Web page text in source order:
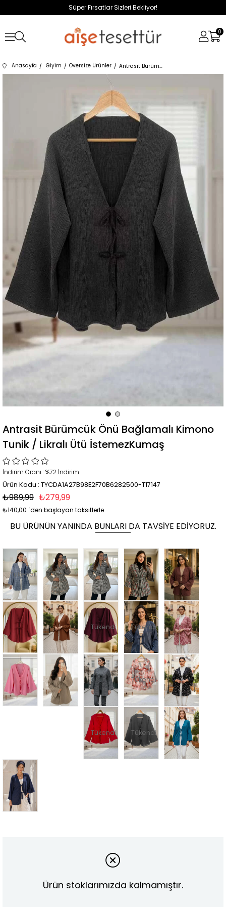
Süper Fırsatlar Sizleri Bekliyor!
0
Anasayfa Giyim Oversize Ürünler Antrasit Bürümcük Önü Bağlamalı Kimono Tunik / Likralı Ütü İstemezKumaş
Antrasit Bürümcük Önü Bağlamalı Kimono
Tunik / Likralı Ütü İstemezKumaş
İndirim Oranı :%72 İndirim
Ürün Kodu : TYCDA1A27B98E2F70B6282500-T17147
₺989,99 ₺279,99
₺140,00 `den başlayan taksitlerle
BU ÜRÜNÜN YANINDA BUNLARI DA TAVSIYE EDIYORUZ.
Tükendi
Tükendi Tükendi
Tükendi
Tükendi Tükendi
Ürün stoklarımızda kalmamıştır.